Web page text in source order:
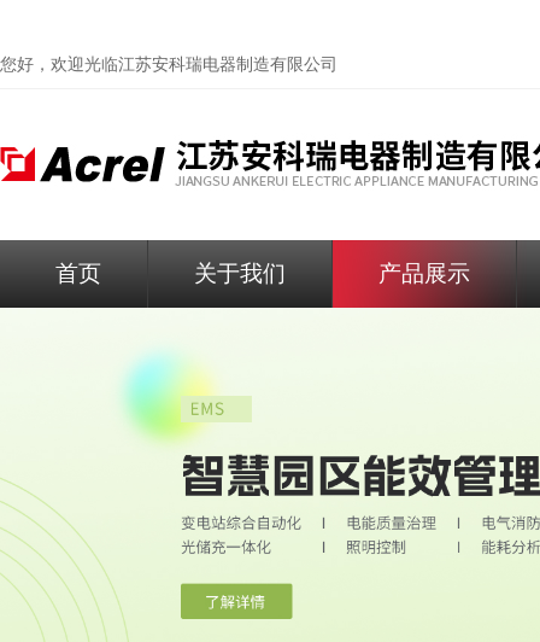
您好，欢迎光临江苏安科瑞电器制造有限公司
首页 关于我们 产品展示